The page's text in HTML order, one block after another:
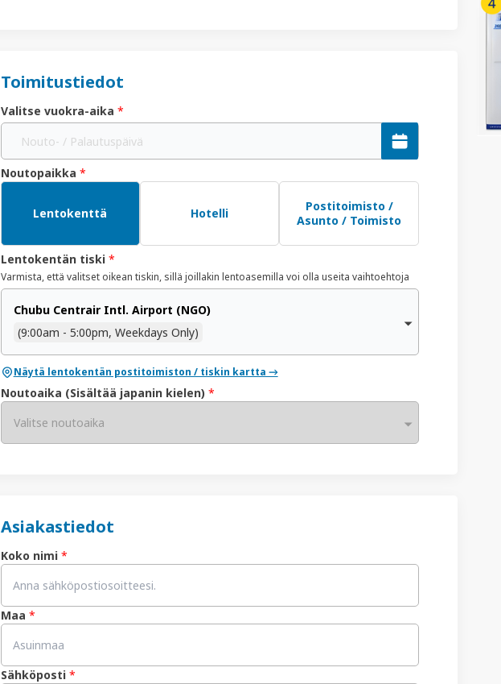
Toimitustiedot
Valitse vuokra-aika *
Nouto- / Palautuspäivä
Noutopaikka *
Lentokenttä Hotelli
Postitoimisto /
Asunto / Toimisto
Lentokentän tiski *
Varmista, että valitset oikean tiskin, sillä joillakin lentoasemilla voi olla useita vaihtoehtoja
Chubu Centrair Intl. Airport (NGO)
(9:00am - 5:00pm, Weekdays Only)
Näytä lentokentän postitoimiston / tiskin kartta →
Noutoaika (Sisältää japanin kielen) *
Valitse noutoaika
Asiakastiedot
Koko nimi *
Maa *
Sähköposti *